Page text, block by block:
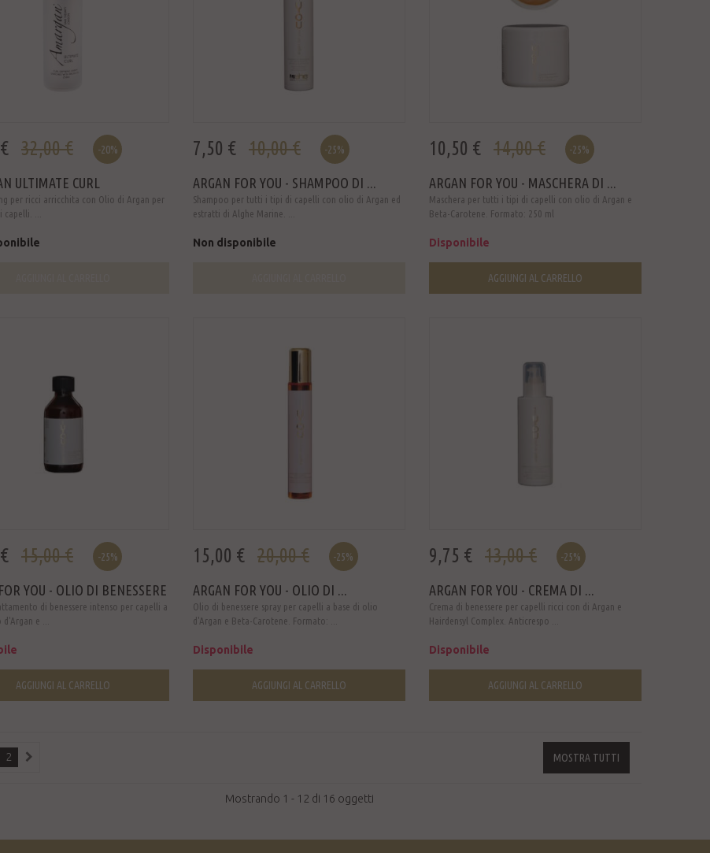
32,00 € -20%
ULTIMATE CURL
per ricci arricchita con Olio di Argan per
...
7,50 € 10,00 € -25%
ARGAN FOR YOU - SHAMPOO DI ...
Shampoo per tutti i tipi di capelli con olio di Argan ed
estratti di Alghe Marine. ...
Non disponibile
10,50 € 14,00 € -25%
ARGAN FOR YOU - MASCHERA DI ...
Maschera per tutti i tipi di capelli con olio di Argan e
Beta-Carotene. Formato: 250 ml
Disponibile
AGGIUNGI AL CARRELLO
15,00 € -25%
YOU - OLIO DI BENESSERE
di benessere intenso per capelli a
e ...
AGGIUNGI AL CARRELLO
15,00 € 20,00 € -25%
ARGAN FOR YOU - OLIO DI ...
Olio di benessere spray per capelli a base di olio
d'Argan e Beta-Carotene. Formato: ...
Disponibile
AGGIUNGI AL CARRELLO
9,75 € 13,00 € -25%
ARGAN FOR YOU - CREMA DI ...
Crema di benessere per capelli ricci con di Argan e
Hairdensyl Complex. Anticrespo ...
Disponibile
AGGIUNGI AL CARRELLO
MOSTRA TUTTI
2
Mostrando 1 - 12 di 16 oggetti